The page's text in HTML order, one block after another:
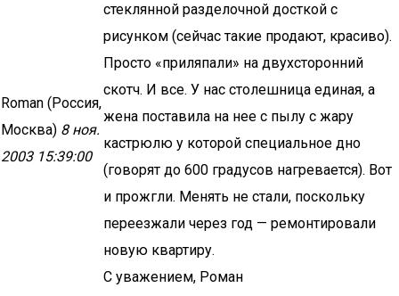
Roman (Россия,
Москва) 8 ноя.
2003 15:39:00
стеклянной разделочной досткой с
рисунком (сейчас такие продают, красиво).
Просто «приляпали» на двухсторонний
скотч. И все. У нас столешница единая, а
жена поставила на нее с пылу с жару
кастрюлю у которой специальное дно
(говорят до 600 градусов нагревается). Вот
и прожгли. Менять не стали, поскольку
переезжали через год — ремонтировали
новую квартиру.
С уважением, Роман